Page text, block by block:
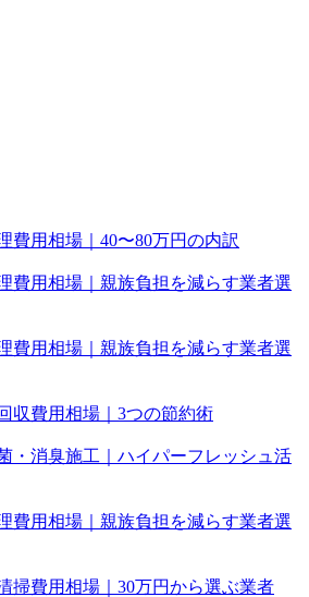
費用相場｜40〜80万円の内訳
費用相場｜親族負担を減らす業者選
費用相場｜親族負担を減らす業者選
収費用相場｜3つの節約術
・消臭施工｜ハイパーフレッシュ活
費用相場｜親族負担を減らす業者選
掃費用相場｜30万円から選ぶ業者